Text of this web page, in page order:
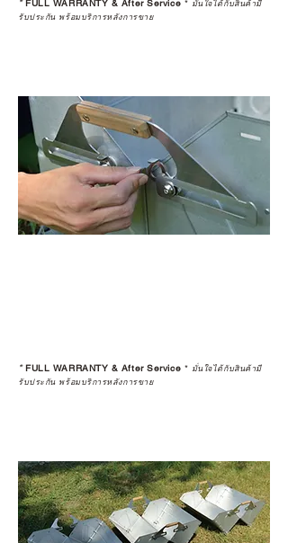
* FULL WARRANTY & After Service * มั่นใจได้กับสินค้ามี
รับประกัน พร้อมบริการหลังการขาย
*FULL WARRANTY & After Service * มั่นใจได้กับสินค้ามี
รับประกัน พร้อมบริการหลังการขาย